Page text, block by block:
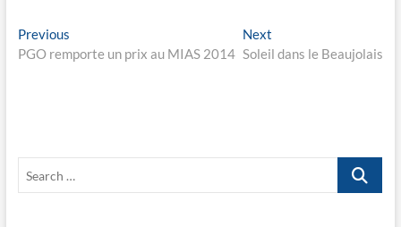
Navigation
de
PreviousPrevious
post:
PGO remporte un prix au MIAS 2014
Next
post:
Soleil dans le Beaujolais
Search